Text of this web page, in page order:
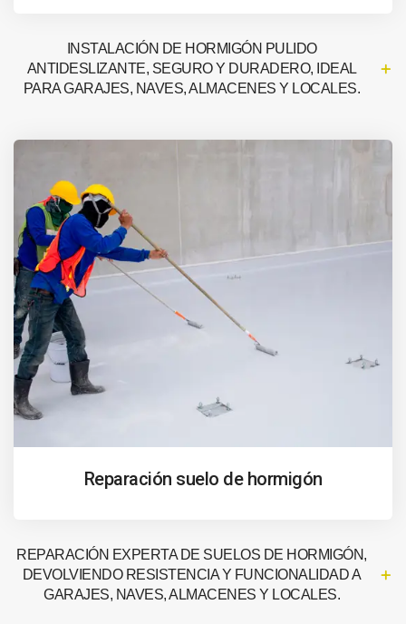
INSTALACIÓN DE HORMIGÓN PULIDO
ANTIDESLIZANTE, SEGURO Y DURADERO, IDEAL
PARA GARAJES, NAVES, ALMACENES Y LOCALES.
Reparación suelo de hormigón
REPARACIÓN EXPERTA DE SUELOS DE HORMIGÓN,
DEVOLVIENDO RESISTENCIA Y FUNCIONALIDAD A
GARAJES, NAVES, ALMACENES Y LOCALES.